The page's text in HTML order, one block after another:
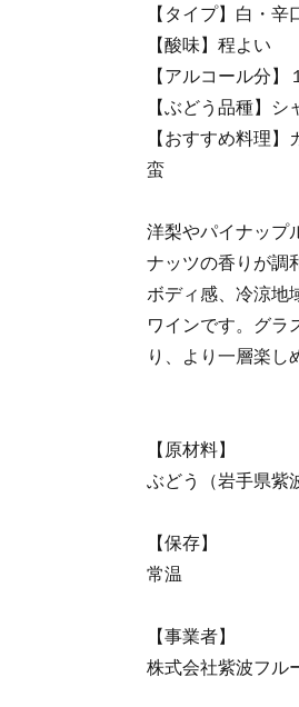
【タイプ】白・辛
【酸味】程よい
【アルコール分】
【ぶどう品種】シ
【おすすめ料理
蛮
洋梨やパイナップ
ナッツの香りが調
ボディ感、冷涼地
ワインです。グラ
り、より一層楽し
【原材料】
ぶどう（岩手県紫
【保存】
常温
【事業者】
株式会社紫波フル